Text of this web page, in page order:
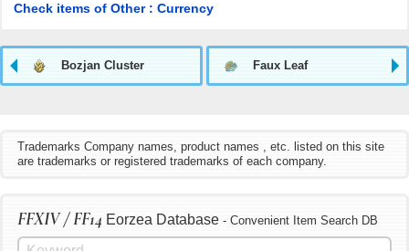
Check items of Other : Currency
Bozjan Cluster Faux Leaf
Trademarks Company names, product names , etc. listed on this site
are trademarks or registered trademarks of each company.
FFXIV / FF14 Eorzea Database - Convenient Item Search DB